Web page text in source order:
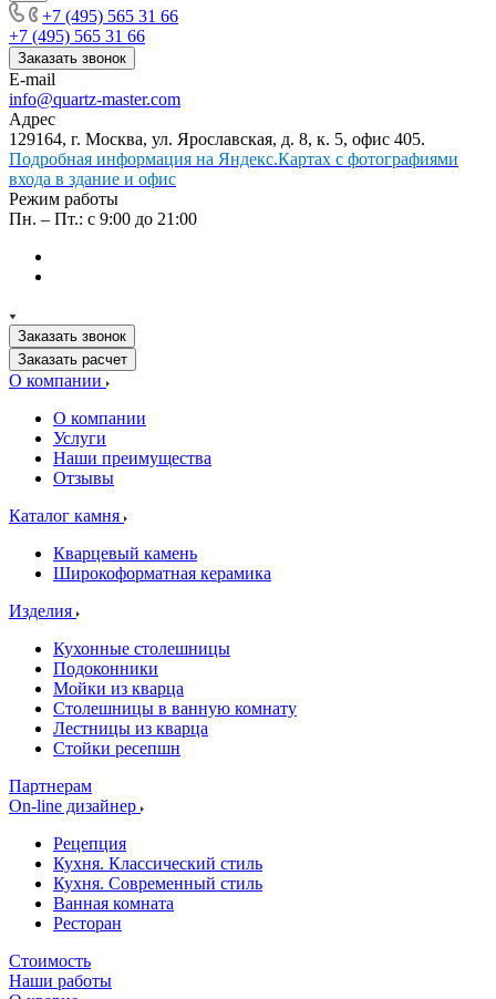
+7 (495) 565 31 66
+7 (495) 565 31 66
Заказать звонок
E-mail
info@quartz-master.com
Адрес
129164, г. Москва, ул. Ярославская, д. 8, к. 5, офис 405.
Подробная информация на Яндекс.Картах с фотографиями
входа в здание и офис
Режим работы
Пн. – Пт.: с 9:00 до 21:00
Заказать звонок
Заказать расчет
О компании
О компании
Услуги
Наши преимущества
Отзывы
Каталог камня
Кварцевый камень
Широкоформатная керамика
Изделия
Кухонные столешницы
Подоконники
Мойки из кварца
Столешницы в ванную комнату
Лестницы из кварца
Стойки ресепшн
Партнерам
On-line дизайнер
Рецепция
Кухня. Классический стиль
Кухня. Современный стиль
Ванная комната
Ресторан
Стоимость
Наши работы